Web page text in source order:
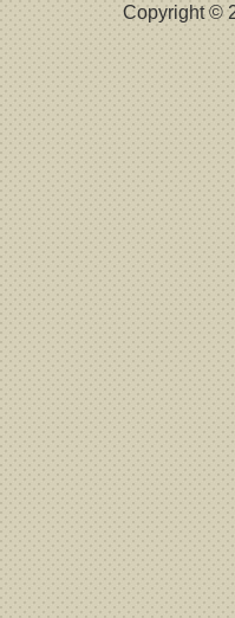
Copyright ©